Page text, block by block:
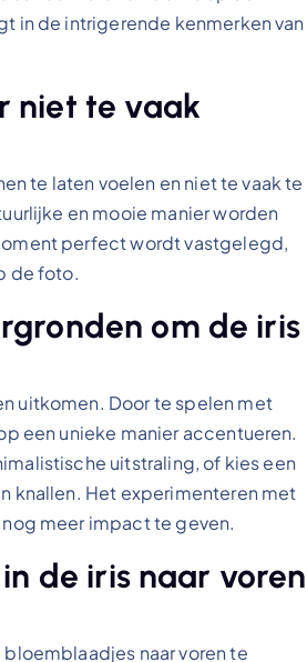
in de intrigerende kenmerken van
niet te vaak
te laten voelen en niet te vaak te
en mooie manier worden
perfect wordt vastgelegd,
de foto.
om de iris
uitkomen. Door te spelen met
een unieke manier accentueren.
uitstraling, of kies een
knallen. Het experimenteren met
meer impact te geven.
de iris naar voren
naar voren te